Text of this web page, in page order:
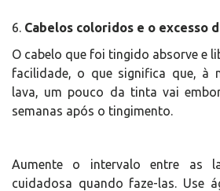
6. Cabelos coloridos e o excesso
O cabelo que foi tingido absorve e
facilidade, o que significa que, à
lava, um pouco da tinta vai
semanas após o tingimento.
Aumente o intervalo entre as
cuidadosa quando faze-las. Use